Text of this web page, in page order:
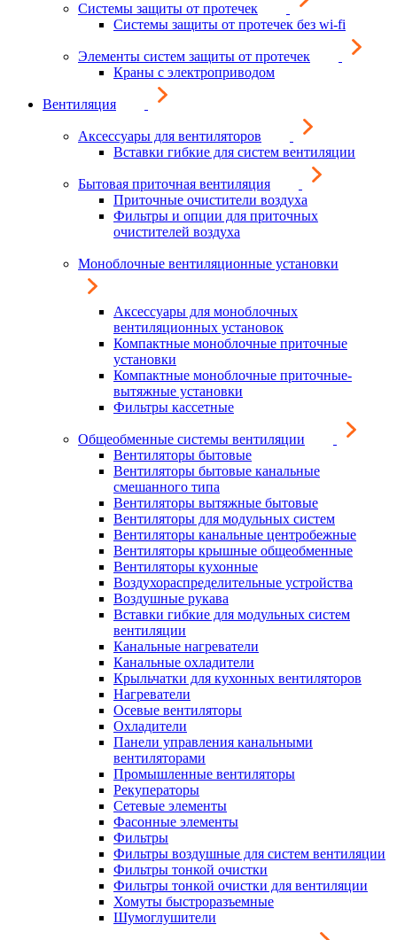
Системы защиты от протечек
Системы защиты от протечек без wi-fi
Элементы систем защиты от протечек
Краны с электроприводом
Вентиляция
Аксессуары для вентиляторов
Вставки гибкие для систем вентиляции
Бытовая приточная вентиляция
Приточные очистители воздуха
Фильтры и опции для приточных
очистителей воздуха
Моноблочные вентиляционные установки
Аксессуары для моноблочных
вентиляционных установок
Компактные моноблочные приточные
установки
Компактные моноблочные приточные-
вытяжные установки
Фильтры кассетные
Общеобменные системы вентиляции
Вентиляторы бытовые
Вентиляторы бытовые канальные
смешанного типа
Вентиляторы вытяжные бытовые
Вентиляторы для модульных систем
Вентиляторы канальные центробежные
Вентиляторы крышные общеобменные
Вентиляторы кухонные
Воздухораспределительные устройства
Воздушные рукава
Вставки гибкие для модульных систем
вентиляции
Канальные нагреватели
Канальные охладители
Крыльчатки для кухонных вентиляторов
Нагреватели
Осевые вентиляторы
Охладители
Панели управления канальными
вентиляторами
Промышленные вентиляторы
Рекуператоры
Сетевые элементы
Фасонные элементы
Фильтры
Фильтры воздушные для систем вентиляции
Фильтры тонкой очистки
Фильтры тонкой очистки для вентиляции
Хомуты быстроразъемные
Шумоглушители